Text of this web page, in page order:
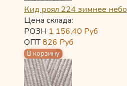
Кид роял 224 зимнее небо
Цена склада:
РОЗН 1 156,40 Руб
ОПТ826 Руб